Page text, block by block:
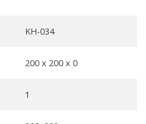
KH-034
200 x 200 x 0
1